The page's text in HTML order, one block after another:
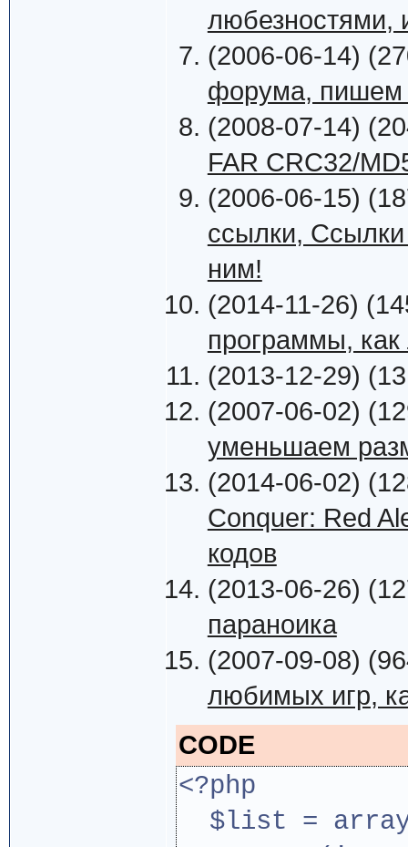
любезностями,
(2006-06-14)
форума, пишем
(2008-07-14)
FAR CRC32/
(2006-06-15)
ссылки, Ссылки
ним!
(2014-11-26)
программы,
(2013-12-29)
(2007-06-02)
уменьшаем
(2014-06-02)
Conquer: Red
кодов
(2013-06-26)
параноика
(2007-09-08)
любимых игр,
CODE
<?php
$list =